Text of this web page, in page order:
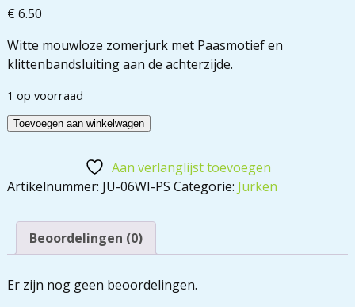
€ 6.50
Witte mouwloze zomerjurk met Paasmotief en
klittenbandsluiting aan de achterzijde.
1 op voorraad
Toevoegen aan winkelwagen
Aan verlanglijst toevoegen
Artikelnummer: JU-06WI-PS Categorie: Jurken
Beoordelingen (0)
Er zijn nog geen beoordelingen.